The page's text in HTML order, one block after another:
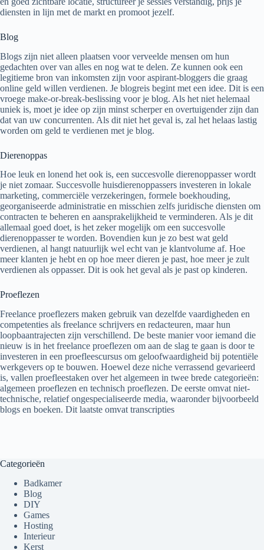
diensten in lijn met de markt en promoot jezelf.
Blog
Blogs zijn niet alleen plaatsen voor verveelde mensen om hun
gedachten over van alles en nog wat te delen. Ze kunnen ook een
legitieme bron van inkomsten zijn voor aspirant-bloggers die graag
online geld willen verdienen. Je blogreis begint met een idee. Dit is een
vroege make-or-break-beslissing voor je blog. Als het niet helemaal
uniek is, moet je idee op zijn minst scherper en overtuigender zijn dan
dat van uw concurrenten. Als dit niet het geval is, zal het helaas lastig
worden om geld te verdienen met je blog.
Dierenoppas
Hoe leuk en lonend het ook is, een succesvolle dierenoppasser wordt
je niet zomaar. Succesvolle huisdierenoppassers investeren in lokale
marketing, commerciële verzekeringen, formele boekhouding,
georganiseerde administratie en misschien zelfs juridische diensten om
contracten te beheren en aansprakelijkheid te verminderen. Als je dit
allemaal goed doet, is het zeker mogelijk om een succesvolle
dierenoppasser te worden. Bovendien kun je zo best wat geld
verdienen, al hangt natuurlijk wel echt van je klantvolume af. Hoe
meer klanten je hebt en op hoe meer dieren je past, hoe meer je zult
verdienen als oppasser. Dit is ook het geval als je past op kinderen.
Proeflezen
Freelance proeflezers maken gebruik van dezelfde vaardigheden en
competenties als freelance schrijvers en redacteuren, maar hun
loopbaantrajecten zijn verschillend. De beste manier voor iemand die
nieuw is in het freelance proeflezen om aan de slag te gaan is door te
investeren in een proefleescursus om geloofwaardigheid bij potentiële
werkgevers op te bouwen. Hoewel deze niche verrassend gevarieerd
is, vallen proefleestaken over het algemeen in twee brede categorieën:
algemeen proeflezen en technisch proeflezen. De eerste omvat niet-
technische, relatief ongespecialiseerde media, waaronder bijvoorbeeld
blogs en boeken. Dit laatste omvat transcripties
Categorieën
Badkamer
Blog
DIY
Games
Hosting
Interieur
Kerst